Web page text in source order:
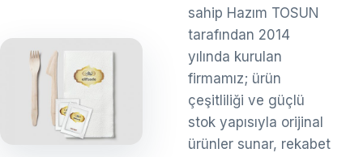
sahip Hazım TOSUN
tarafından 2014
yılında kurulan
firmamız; ürün
çeşitliliği ve güçlü
stok yapısıyla orijinal
ürünler sunar, rekabet